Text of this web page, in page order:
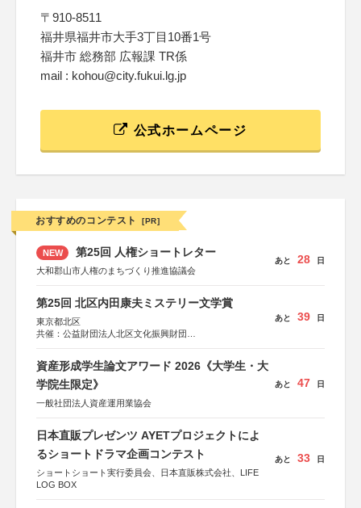
〒910-8511
福井県福井市大手3丁目10番1号
福井市 総務部 広報課 TR係
mail : kohou@city.fukui.lg.jp
公式ホームページ
おすすめのコンテスト [PR]
NEW 第25回 人権ショートレター
大和郡山市人権のまちづくり推進協議会
あと 28 日
第25回 北区内田康夫ミステリー文学賞
東京都北区
共催：公益財団法人北区文化振興財団
協賛：株式会社実業之日本社
あと 39 日
資産形成学生論文アワード 2026《大学生・大
学院生限定》
一般社団法人資産運用業協会
あと 47 日
日本直販プレゼンツ AYETプロジェクトによ
るショートドラマ企画コンテスト
ショートショート実行委員会、日本直販株式会社、LIFE
LOG BOX
あと 33 日